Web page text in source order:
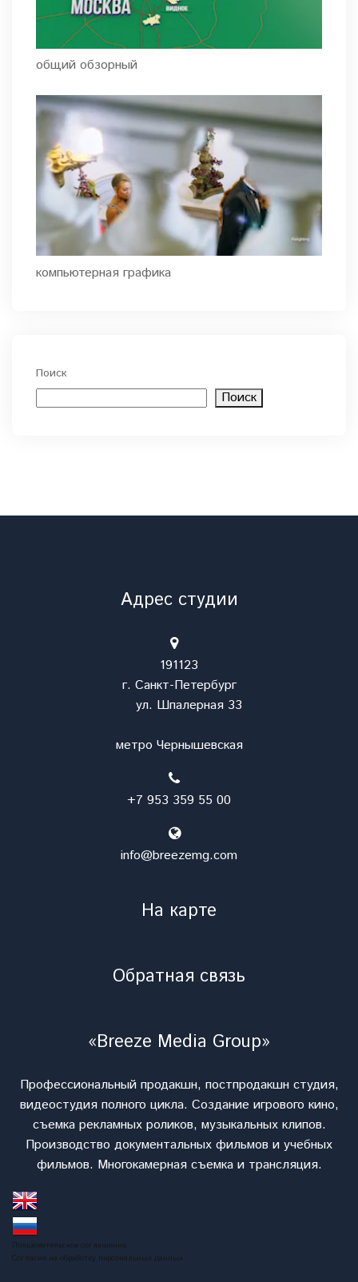
общий обзорный
компьютерная графика
Поиск
Поиск
Адрес студии
191123
г. Санкт-Петербург
ул. Шпалерная 33
метро Чернышевская
+7 953 359 55 00
info@breezemg.com
На карте
Обратная связь
«Breeze Media Group»
Профессиональный продакшн, постпродакшн студия,
видеостудия полного цикла. Cоздание игрового кино,
съемка рекламных роликов, музыкальных клипов.
Производство документальных фильмов и учебных
фильмов. Многокамерная съемка и трансляция.
Пользовательское соглашение
Согласие на обработку персональных данных